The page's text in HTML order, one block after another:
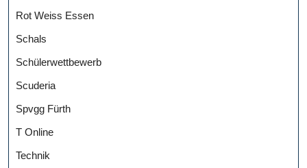
Rot Weiss Essen
Schals
Schülerwettbewerb
Scuderia
Spvgg Fürth
T Online
Technik